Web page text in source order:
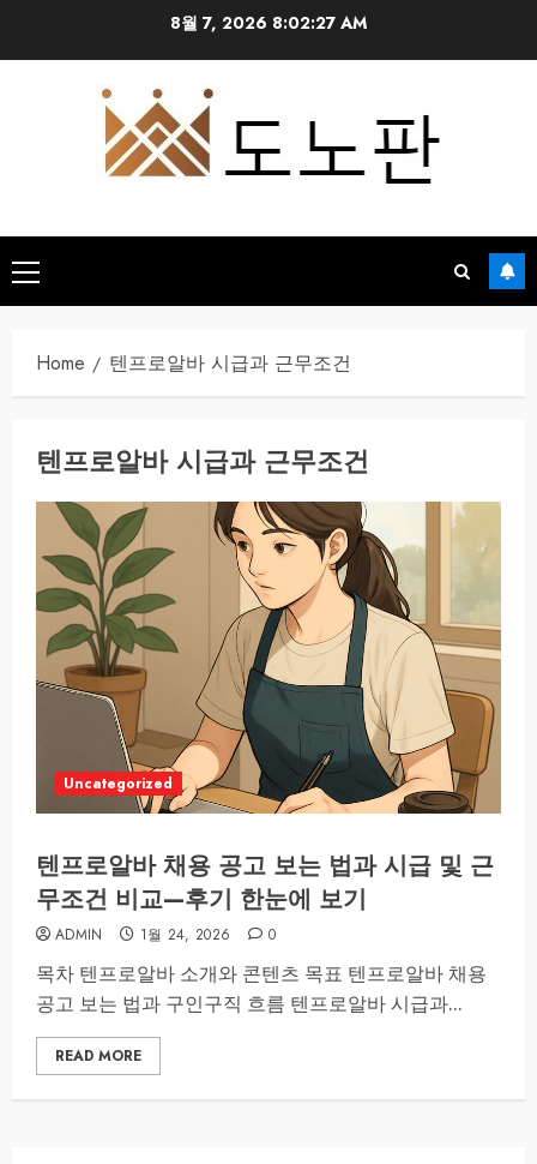
8월 7, 2026 8:02:28 AM
Primary
Menu
Home 텐프로알바 시급과 근무조건
텐프로알바 시급과 근무조건
Uncategorized
텐프로알바 채용 공고 보는 법과 시급 및 근
무조건 비교—후기 한눈에 보기
ADMIN 1월 24, 2026 0
목차 텐프로알바 소개와 콘텐츠 목표 텐프로알바 채용
공고 보는 법과 구인구직 흐름 텐프로알바 시급과...
READ MORE